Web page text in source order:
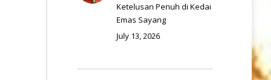
Ketelusan Penuh di Kedai
Emas Sayang
July 13, 2026